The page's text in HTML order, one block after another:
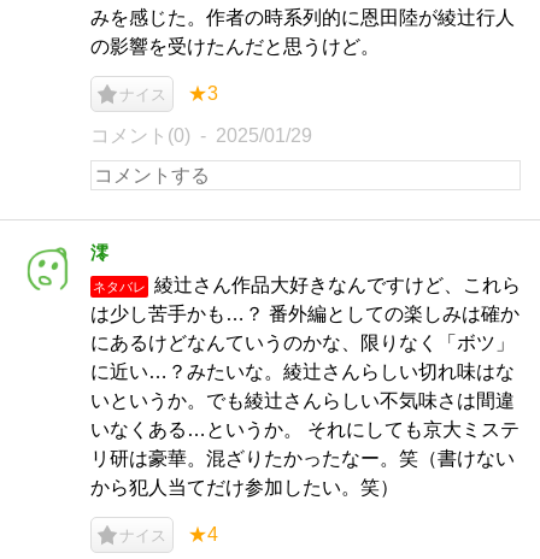
みを感じた。作者の時系列的に恩田陸が綾辻行人
の影響を受けたんだと思うけど。
ナイス ★3
コメント(0) 2025/01/29
澪
ネタバレ
綾辻さん作品大好きなんですけど、これら
は少し苦手かも…？ 番外編としての楽しみは確か
にあるけどなんていうのかな、限りなく「ボツ」
に近い…？みたいな。綾辻さんらしい切れ味はな
いというか。でも綾辻さんらしい不気味さは間違
いなくある…というか。 それにしても京大ミステ
リ研は豪華。混ざりたかったなー。笑（書けない
から犯人当てだけ参加したい。笑）
ナイス ★4